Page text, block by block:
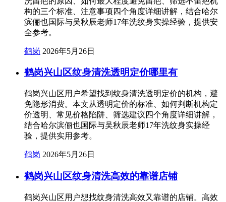
构的三个标准、注意事项四个角度详细讲解，结合哈尔
滨俪也国际与吴秋辰老师17年洗纹身实操经验，提供安
全参考。
鹤岗 2026年5月26日
鹤岗兴山区纹身清洗透明定价哪里有
鹤岗兴山区用户希望找到纹身清洗透明定价的机构，避
免隐形消费。本文从透明定价的标准、如何判断机构定
价透明、常见价格陷阱、筛选建议四个角度详细讲解，
结合哈尔滨俪也国际与吴秋辰老师17年洗纹身实操经
验，提供实用参考。
鹤岗 2026年5月26日
鹤岗兴山区纹身清洗高效的靠谱店铺
鹤岗兴山区用户想找纹身清洗高效又靠谱的店铺。高效